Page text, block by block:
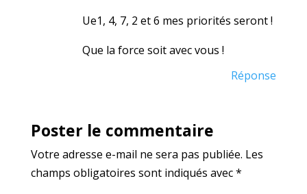
Ue1, 4, 7, 2 et 6 mes priorités seront !
Que la force soit avec vous !
Réponse
Poster le commentaire
Votre adresse e-mail ne sera pas publiée. Les
champs obligatoires sont indiqués avec*